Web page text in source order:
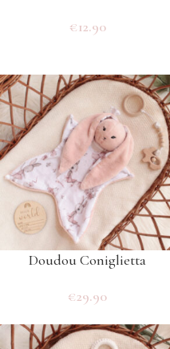
€12.90
Doudou Coniglietta
€29.90